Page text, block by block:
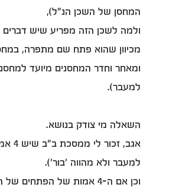
המחסן של השכן הנ"ל),
ולמה לשכן הזה מפריע שיש דברים
מכיוון שהוא פתח שם מתפרה,
ומאחר וחדר המחסנים מיועד
למעבר).
השאלה מי צודק בנושא.
למעבר ולא מהווה 'בור').
וכן אם ה-4 אמות של הפתחים של השכנים הנ"ל נפגשים, מה עושים? חולקים חצי חצי את הרווח?